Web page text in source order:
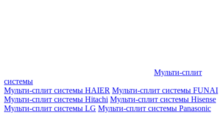
Мульти-сплит
системы
Мульти-сплит системы HAIER Мульти-сплит системы FUNAI
Мульти-сплит системы Hitachi Мульти-сплит системы Hisense
Мульти-сплит системы LG Мульти-сплит системы Panasonic